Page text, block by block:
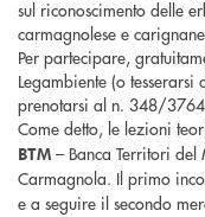
sul riconoscimento delle
carmagnolese e
Per partecipare,
Legambiente (o
prenotarsi al n. 348/
Come detto, le lezioni
BTM – Banca Territori
Carmagnola. Il primo
e a seguire il secondo